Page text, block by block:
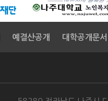
예결산공개 대학공개문서